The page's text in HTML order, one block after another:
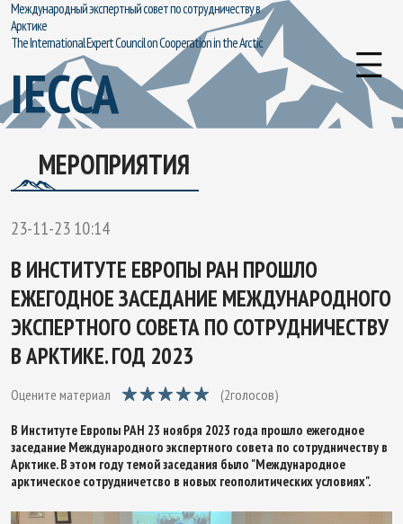
Международный экспертный совет по сотрудничеству в
Арктике
The International Expert Council on Cooperation in the Arctic
IECCA
МЕРОПРИЯТИЯ
23-11-23 10:14
В ИНСТИТУТЕ ЕВРОПЫ РАН ПРОШЛО
ЕЖЕГОДНОЕ ЗАСЕДАНИЕ МЕЖДУНАРОДНОГО
ЭКСПЕРТНОГО СОВЕТА ПО СОТРУДНИЧЕСТВУ
В АРКТИКЕ. ГОД 2023
Оцените материал (2голосов)
В Институте Европы РАН 23 ноября 2023 года прошло ежегодное
заседание Международного экспертного совета по сотрудничеству в
Арктике. В этом году темой заседания было "Международное
арктическое сотрудничетсво в новых геополитических условиях".